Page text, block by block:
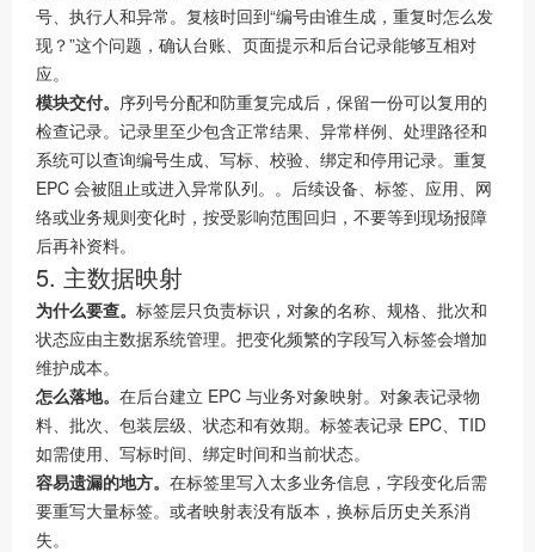
号、执行人和异常。复核时回到“编号由谁生成，重复时怎么发
现？”这个问题，确认台账、页面提示和后台记录能够互相对
应。
模块交付。 序列号分配和防重复完成后，保留一份可以复用的
检查记录。记录里至少包含正常结果、异常样例、处理路径和
系统可以查询编号生成、写标、校验、绑定和停用记录。重复
EPC 会被阻止或进入异常队列。。后续设备、标签、应用、网
络或业务规则变化时，按受影响范围回归，不要等到现场报障
后再补资料。
5. 主数据映射
为什么要查。 标签层只负责标识，对象的名称、规格、批次和
状态应由主数据系统管理。把变化频繁的字段写入标签会增加
维护成本。
怎么落地。 在后台建立 EPC 与业务对象映射。对象表记录物
料、批次、包装层级、状态和有效期。标签表记录 EPC、TID
如需使用、写标时间、绑定时间和当前状态。
容易遗漏的地方。 在标签里写入太多业务信息，字段变化后需
要重写大量标签。或者映射表没有版本，换标后历史关系消
失。